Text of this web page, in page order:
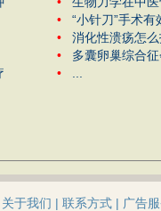
• “小针刀”手术
• 消化性溃疡怎
• 多囊卵巢综合
•
关于我们 | 联系方式 | 广告